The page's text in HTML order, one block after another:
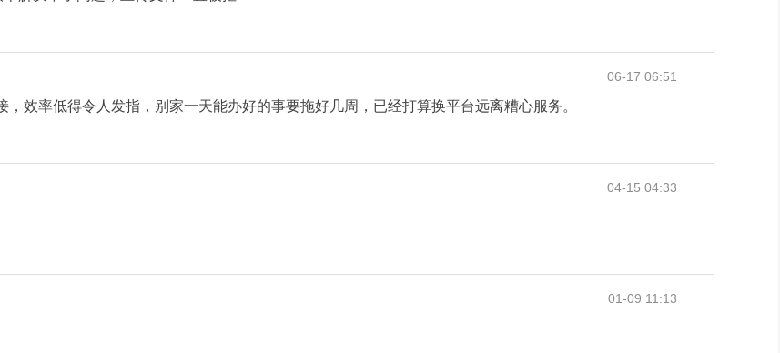
06-17 06:51
效率低得令人发指，别家一天能办好的事要拖好几周，已经打算换平台远离糟心服务。
04-15 04:33
01-09 11:13